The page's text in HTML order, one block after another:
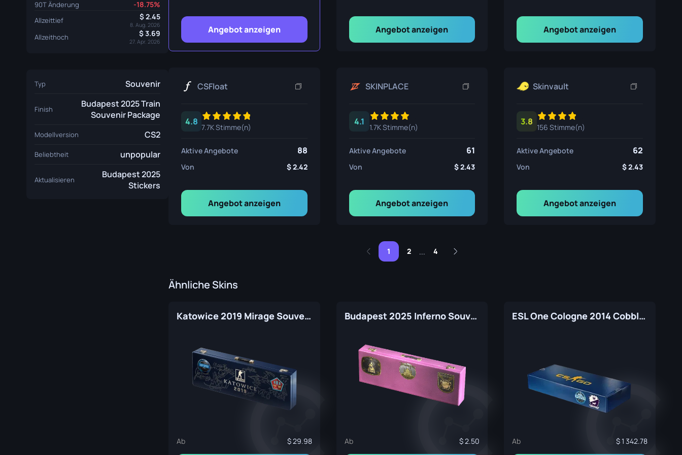
Talon Messer
Ursus Messer
90T Änderung -18.75%
Allzeittief 2.45
8. Aug. 2026
Allzeithoch 3.69
27. Apr. 2026
Typ Souvenir
Finish
Budapest 2025 Train
Souvenir Package
Modellversion CS2
Beliebtheit unpopular
Aktualisieren
Budapest 2025
Stickers
Angebot anzeigen Angebot anzeigen Angebot anzeigen
CSFloat
4.8
7.7K Stimme(n)
Aktive Angebote 88
Von 2.42
Angebot anzeigen
SKINPLACE
4.1
1.7K Stimme(n)
Aktive Angebote 61
Von 2.43
Angebot anzeigen
Skinvault
3.8
156 Stimme(n)
Aktive Angebote 62
Von 2.43
Angebot anzeigen
1 2 ... 4
Ähnliche Skins
Katowice 2019 Mirage Souvenir Package
Ab 29.98
Budapest 2025 Inferno Souvenir Package
Ab 2.50
ESL One Cologne 2014 Cobblestone Souvenir Package
Ab 1 342.78